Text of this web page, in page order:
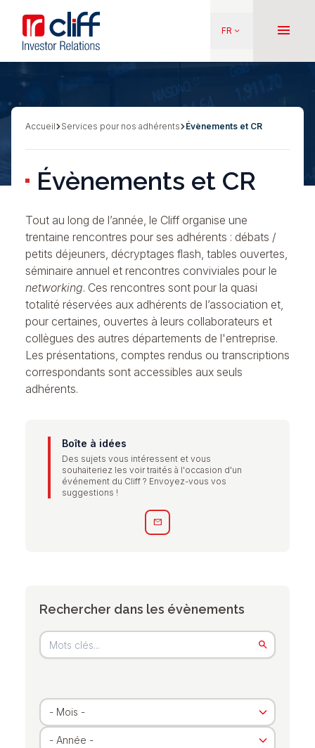
contenu
principal
Aller directement au contenu
FR keyboard_arrow_down menu
Fil
d'Ariane
Accueil Services pour nos adhérents Évènements et CR
Évènements et CR
Tout au long de l’année, le Cliff organise une
trentaine rencontres pour ses adhérents : débats /
petits déjeuners, décryptages flash, tables ouvertes,
séminaire annuel et rencontres conviviales pour le
networking. Ces rencontres sont pour la quasi
totalité réservées aux adhérents de l’association et,
pour certaines, ouvertes à leurs collaborateurs et
collègues des autres départements de l'entreprise.
Les présentations, comptes rendus ou transcriptions
correspondants sont accessibles aux seuls
adhérents.
Boîte à idées
Des sujets vous intéressent et vous
souhaiteriez les voir traités à l'occasion d'un
événement du Cliff ? Envoyez-vous vos
suggestions !
mail
Rechercher dans les évènements